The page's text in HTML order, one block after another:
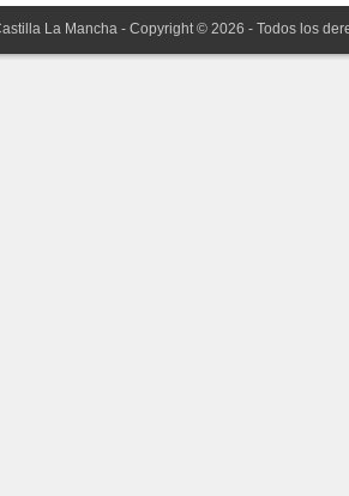
La Mancha - Copyright © 2026 - Todos los